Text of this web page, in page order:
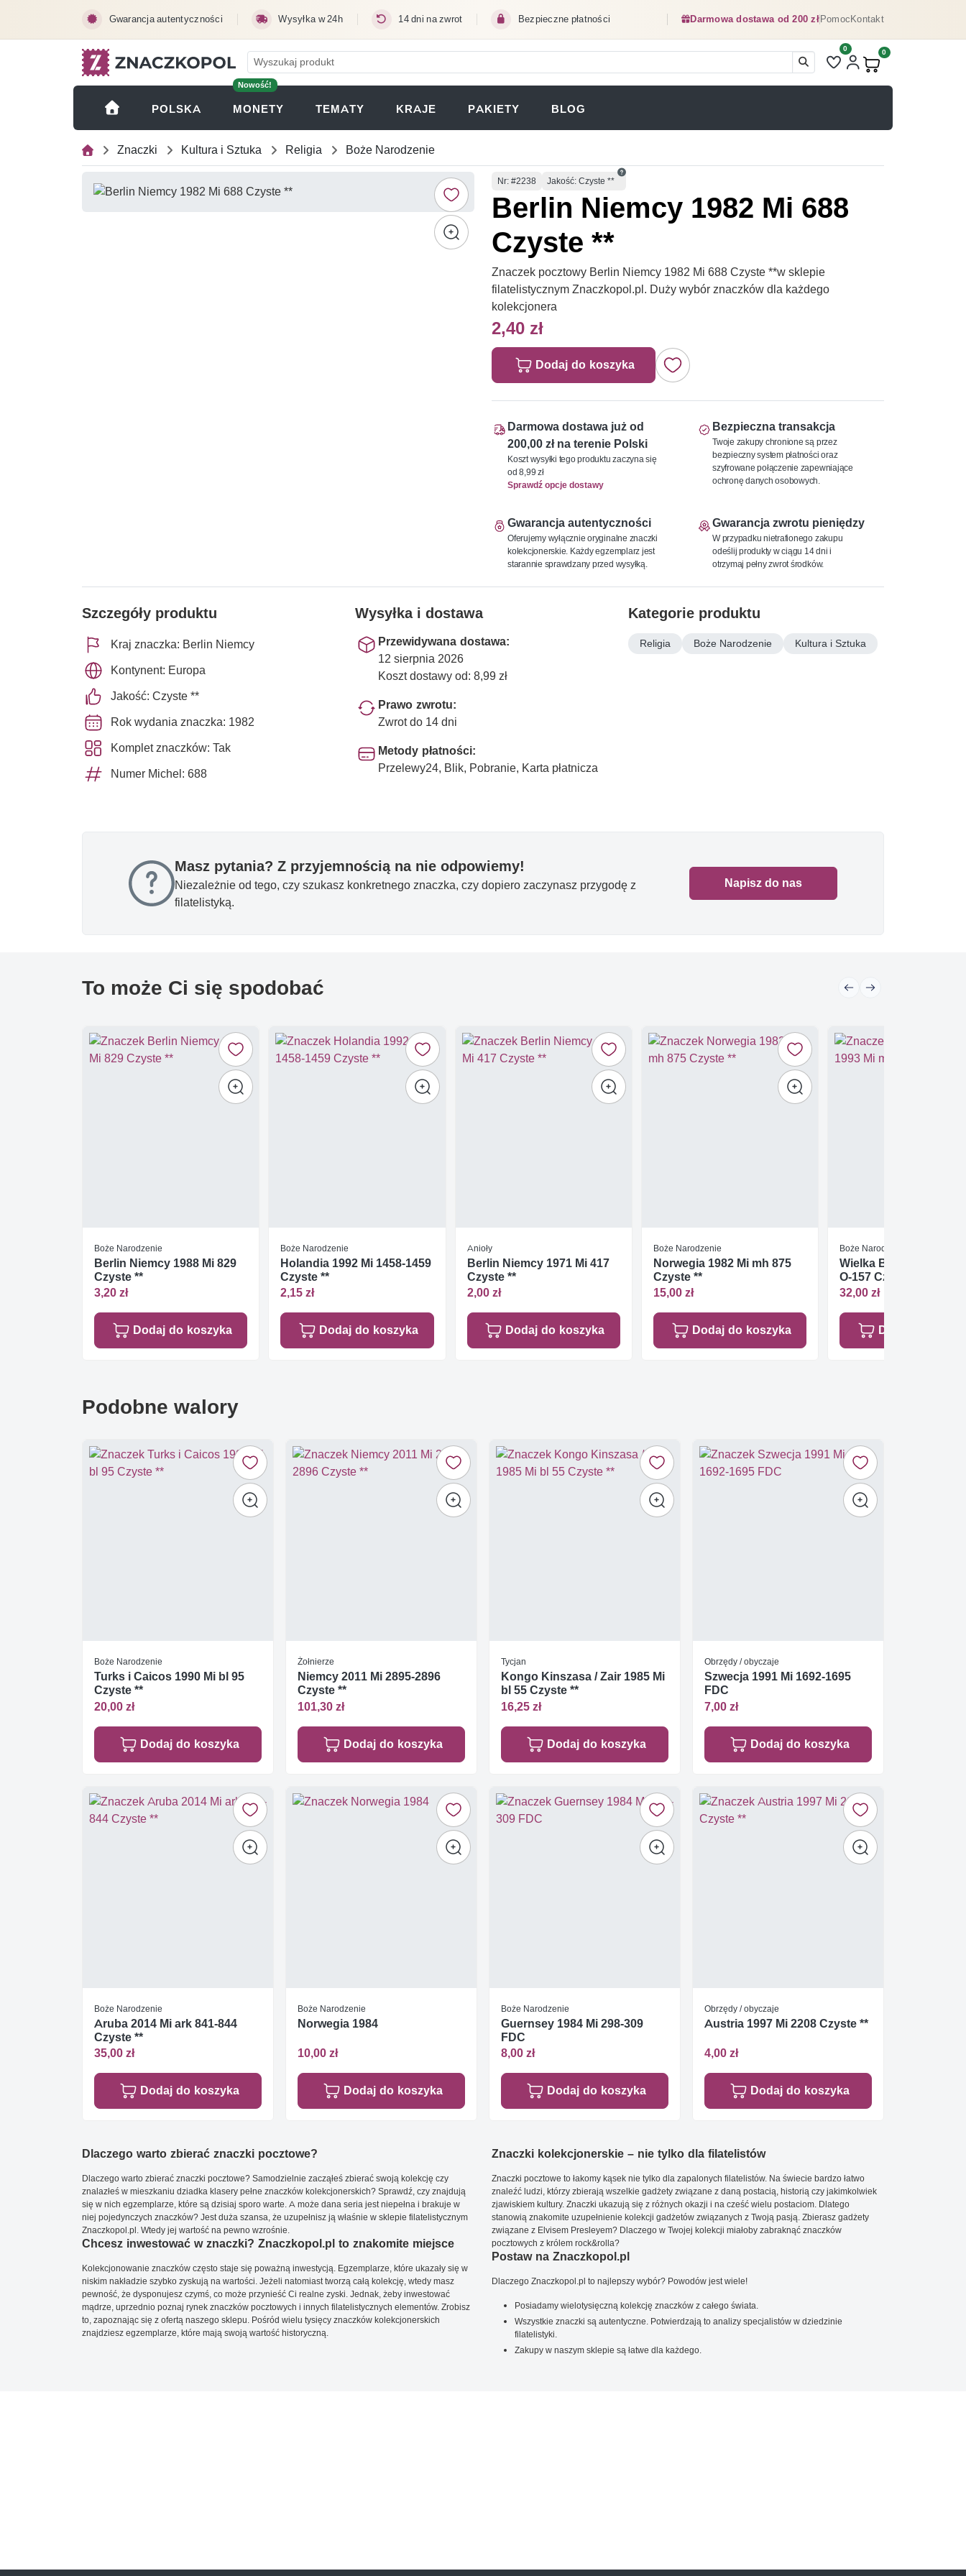
Gwarancja autentyczności Wysyłka w 24h 14 dni na zwrot Bezpieczne płatności Darmowa dostawa od 200 złPomocKontakt
Liczba pozycji na liście
0
Produkty w koszyku:
0
POLSKA
Nowość!
MONETY (OTWIERA SIĘ W NOWEJ KARCIE)
TEMATY KRAJE PAKIETY BLOG
Znaczki Kultura i Sztuka Religia Boże Narodzenie
Numer
Nr: #2238 Jakość: Czyste **
Berlin Niemcy 1982 Mi 688
Czyste **
Znaczek pocztowy Berlin Niemcy 1982 Mi 688 Czyste **w sklepie
filatelistycznym Znaczkopol.pl. Duży wybór znaczków dla każdego
kolekcjonera
2,40 zł
Dodaj do koszyka
Darmowa dostawa już od
200,00 zł na terenie Polski
Koszt wysyłki tego produktu zaczyna się
od 8,99 zł
Sprawdź opcje dostawy
Bezpieczna transakcja
Twoje zakupy chronione są przez
bezpieczny system płatności oraz
szyfrowane połączenie zapewniające
ochronę danych osobowych.
Gwarancja autentyczności
Oferujemy wyłącznie oryginalne znaczki
kolekcjonerskie. Każdy egzemplarz jest
starannie sprawdzany przed wysyłką.
Gwarancja zwrotu pieniędzy
W przypadku nietrafionego zakupu
odeślij produkty w ciągu 14 dni i
otrzymaj pełny zwrot środków.
Szczegóły produktu
Kraj znaczka: Berlin Niemcy
Kontynent: Europa
Jakość: Czyste **
Rok wydania znaczka: 1982
Komplet znaczków: Tak
Numer Michel: 688
Wysyłka i dostawa
Przewidywana dostawa:
12 sierpnia 2026
Koszt dostawy od: 8,99 zł
Prawo zwrotu:
Zwrot do 14 dni
Metody płatności:
Przelewy24, Blik, Pobranie, Karta płatnicza
Kategorie produktu
Religia Boże Narodzenie Kultura i Sztuka
Masz pytania? Z przyjemnością na nie odpowiemy!
Niezależnie od tego, czy szukasz konkretnego znaczka, czy dopiero zaczynasz przygodę z
filatelistyką.
Napisz do nas
To może Ci się spodobać
Boże Narodzenie
Berlin Niemcy 1988 Mi 829
Czyste **
3,20 zł
Dodaj do koszyka
Boże Narodzenie
Holandia 1992 Mi 1458-1459
Czyste **
2,15 zł
Dodaj do koszyka
Anioły
Berlin Niemcy 1971 Mi 417
Czyste **
2,00 zł
Dodaj do koszyka
Boże Narodzenie
Norwegia 1982 Mi mh 875
Czyste **
15,00 zł
Dodaj do koszyka
Boże Narodzenie
Wielka Brytania 1993
O-157 Czyste **
32,00 zł
Dodaj do
Podobne walory
Boże Narodzenie
Turks i Caicos 1990 Mi bl 95
Czyste **
20,00 zł
Dodaj do koszyka
Żołnierze
Niemcy 2011 Mi 2895-2896
Czyste **
101,30 zł
Dodaj do koszyka
Tycjan
Kongo Kinszasa / Zair 1985 Mi
bl 55 Czyste **
16,25 zł
Dodaj do koszyka
Obrzędy / obyczaje
Szwecja 1991 Mi 1692-1695
FDC
7,00 zł
Dodaj do koszyka
Boże Narodzenie
Aruba 2014 Mi ark 841-844
Czyste **
35,00 zł
Dodaj do koszyka
Boże Narodzenie
Norwegia 1984
10,00 zł
Dodaj do koszyka
Boże Narodzenie
Guernsey 1984 Mi 298-309
FDC
8,00 zł
Dodaj do koszyka
Obrzędy / obyczaje
Austria 1997 Mi 2208 Czyste **
4,00 zł
Dodaj do koszyka
Dlaczego warto zbierać znaczki pocztowe?
Dlaczego warto zbierać znaczki pocztowe? Samodzielnie zacząłeś zbierać swoją kolekcję czy
znalazłeś w mieszkaniu dziadka klasery pełne znaczków kolekcjonerskich? Sprawdź, czy znajdują
się w nich egzemplarze, które są dzisiaj sporo warte. A może dana seria jest niepełna i brakuje w
niej pojedynczych znaczków? Jest duża szansa, że uzupełnisz ją właśnie w sklepie filatelistycznym
Znaczkopol.pl. Wtedy jej wartość na pewno wzrośnie.
Chcesz inwestować w znaczki? Znaczkopol.pl to znakomite miejsce
Kolekcjonowanie znaczków często staje się poważną inwestycją. Egzemplarze, które ukazały się w
niskim nakładzie szybko zyskują na wartości. Jeżeli natomiast tworzą całą kolekcję, wtedy masz
pewność, że dysponujesz czymś, co może przynieść Ci realne zyski. Jednak, żeby inwestować
mądrze, uprzednio poznaj rynek znaczków pocztowych i innych filatelistycznych elementów. Zrobisz
to, zapoznając się z ofertą naszego sklepu. Pośród wielu tysięcy znaczków kolekcjonerskich
znajdziesz egzemplarze, które mają swoją wartość historyczną.
Znaczki kolekcjonerskie – nie tylko dla filatelistów
Znaczki pocztowe to łakomy kąsek nie tylko dla zapalonych filatelistów. Na świecie bardzo łatwo
znaleźć ludzi, którzy zbierają wszelkie gadżety związane z daną postacią, historią czy jakimkolwiek
zjawiskiem kultury. Znaczki ukazują się z różnych okazji i na cześć wielu postaciom. Dlatego
stanowią znakomite uzupełnienie kolekcji gadżetów związanych z Twoją pasją. Zbierasz gadżety
związane z Elvisem Presleyem? Dlaczego w Twojej kolekcji miałoby zabraknąć znaczków
pocztowych z królem rock&rolla?
Postaw na Znaczkopol.pl
Dlaczego Znaczkopol.pl to najlepszy wybór? Powodów jest wiele!
Posiadamy wielotysięczną kolekcję znaczków z całego świata.
Wszystkie znaczki są autentyczne. Potwierdzają to analizy specjalistów w dziedzinie
filatelistyki.
Zakupy w naszym sklepie są łatwe dla każdego.